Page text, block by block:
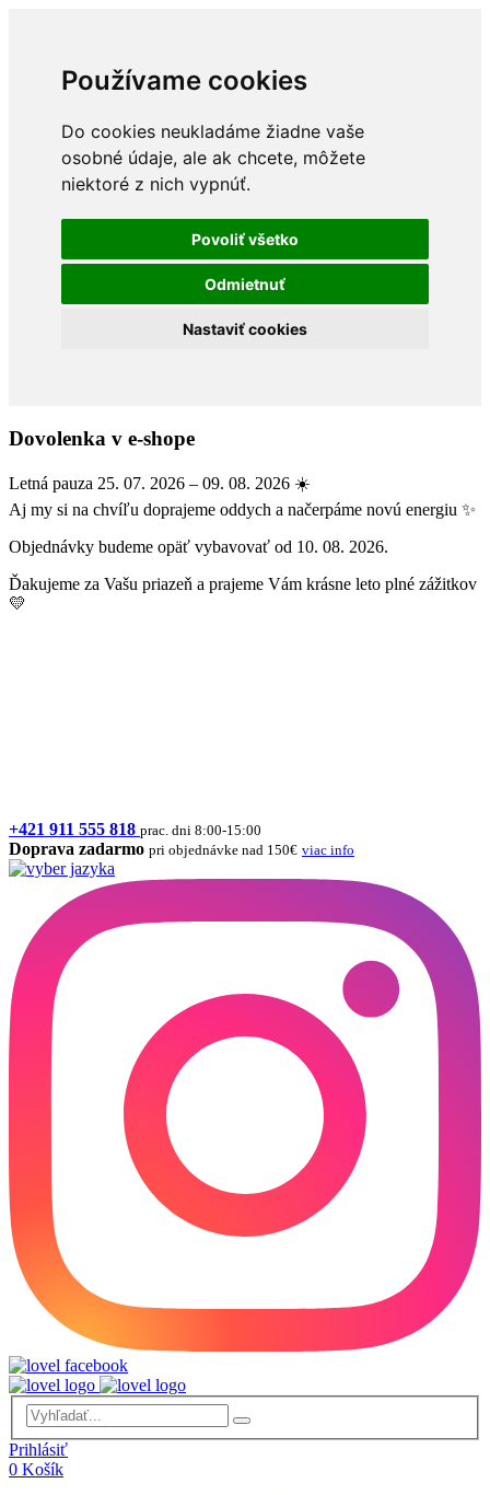
Používame cookies
Do cookies neukladáme žiadne vaše
osobné údaje, ale ak chcete, môžete
niektoré z nich vypnúť.
Povoliť všetko
Odmietnuť
Nastaviť cookies
Dovolenka v e-shope
Letná pauza 25. 07. 2026 – 09. 08. 2026 ☀️
Aj my si na chvíľu doprajeme oddych a načerpáme novú energiu ✨
Objednávky budeme opäť vybavovať od 10. 08. 2026.
Ďakujeme za Vašu priazeň a prajeme Vám krásne leto plné zážitkov
💛
+421 911 555 818 prac. dni 8:00-15:00
Doprava zadarmo pri objednávke nad 150€ viac info
Prihlásiť
0 Košík